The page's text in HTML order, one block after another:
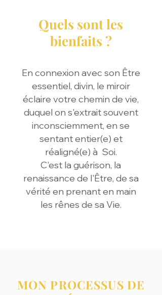
Quels sont les
bienfaits ?
En connexion avec son Être
essentiel, divin, le miroir
éclaire votre chemin de vie,
duquel on s'extrait souvent
inconsciemment, en se
sentant entier(e) et
réaligné(e) à Soi.
C'est la guérison, la
renaissance de l'Être, de sa
vérité en prenant en main
les rênes de sa Vie.
MON PROCESSUS DE